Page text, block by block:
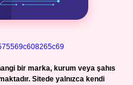
bir marka, kurum veya şahıs
Sitede yalnızca kendi